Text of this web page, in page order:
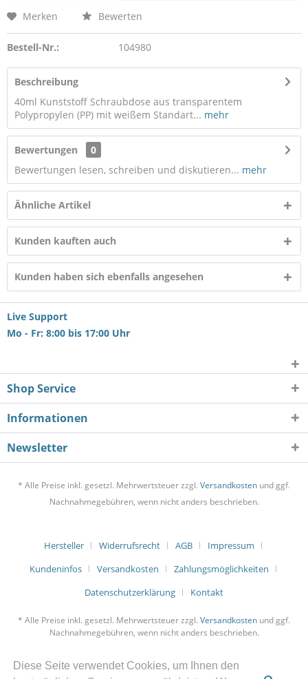
Diese Seite verwendet Cookies, um Ihnen den
Merken Bewerten
Bestell-Nr.: 104980
Beschreibung
40ml Kunststoff Schraubdose aus transparentem
Polypropylen (PP) mit weißem Standart... mehr
Bewertungen
0
Bewertungen lesen, schreiben und diskutieren... mehr
Ähnliche Artikel
Kunden kauften auch
Kunden haben sich ebenfalls angesehen
Live Support
Mo - Fr: 8:00 bis 17:00 Uhr
Shop Service
Informationen
Newsletter
* Alle Preise inkl. gesetzl. Mehrwertsteuer zzgl. Versandkosten und ggf.
Nachnahmegebühren, wenn nicht anders beschrieben.
Hersteller Widerrufsrecht AGB
Impressum
Kundeninfos
Versandkosten
Zahlungsmöglichkeiten
Datenschutzerklärung
Kontakt
* Alle Preise inkl. gesetzl. Mehrwertsteuer zzgl. Versandkosten und ggf.
Nachnahmegebühren, wenn nicht anders beschrieben.